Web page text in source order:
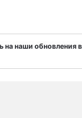
на наши обновления в